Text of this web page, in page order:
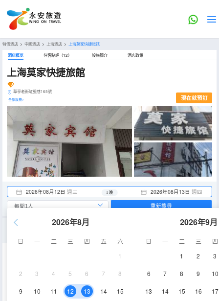
特價酒店 > 中國酒店 > 上海酒店 > 上海莫家快捷旅館
酒店概览 住客點評（12） 設施簡介 酒店政策
上海莫家快捷旅館
華亭老街缸甏巷165號
全部設施> 現在就預訂
2026年08月12日 週三 2026年08月13日 週四
1 晚
2026年8月
日 一 二 三 四 五
六
1
2 3 4 5 6 7 8
9 10 11 12 13 14 15
2026年9月
日 一 二 三
四
1
2 3
6 7 8 9 10
13 14 15 16 17
重新搜尋
7-8㎡ 空調